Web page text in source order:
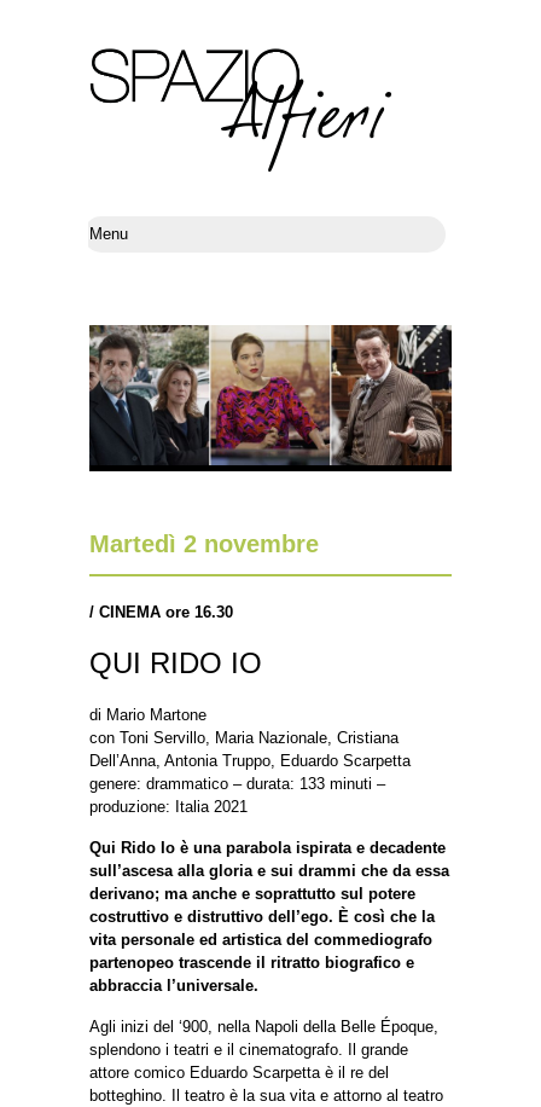
Martedì 2 novembre
/ CINEMA ore 16.30
QUI RIDO IO
di Mario Martone
con Toni Servillo, Maria Nazionale, Cristiana
Dell’Anna, Antonia Truppo, Eduardo Scarpetta
genere: drammatico – durata: 133 minuti –
produzione: Italia 2021
Qui Rido Io è una parabola ispirata e decadente
sull’ascesa alla gloria e sui drammi che da essa
derivano; ma anche e soprattutto sul potere
costruttivo e distruttivo dell’ego. È così che la
vita personale ed artistica del commediografo
partenopeo trascende il ritratto biografico e
abbraccia l’universale.
Agli inizi del ‘900, nella Napoli della Belle Époque,
splendono i teatri e il cinematografo. Il grande
attore comico Eduardo Scarpetta è il re del
botteghino. Il teatro è la sua vita e attorno al teatro